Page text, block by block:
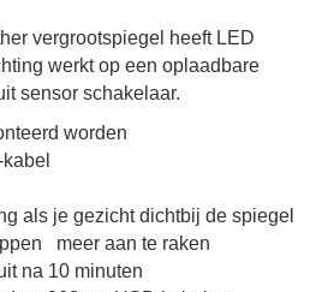
vergrootspiegel heeft LED
werkt op een oplaadbare
sensor schakelaar.
worden
als je gezicht dichtbij de spiegel
meer aan te raken
na 10 minuten